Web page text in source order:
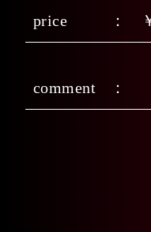
price
comment